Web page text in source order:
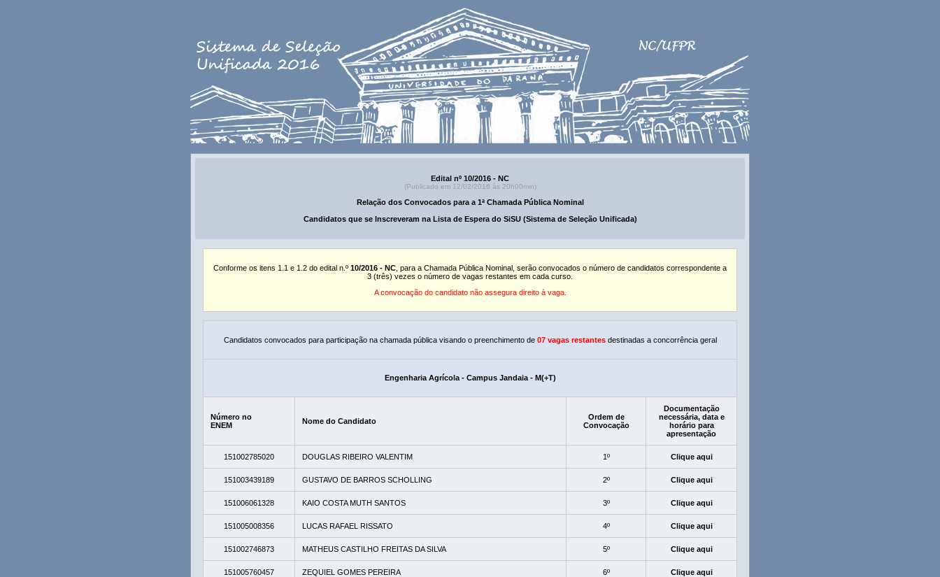
Edital nº 10/2016 - NC
(Publicado em 12/02/2016 às 20h00min)
Relação dos Convocados para a 1ª Chamada Pública Nominal
Candidatos que se Inscreveram na Lista de Espera do SiSU (Sistema de Seleção Unificada)
Conforme os itens 1.1 e 1.2 do edital n.º 10/2016 - NC , para a Chamada Pública Nominal, serão convocados o número de candidatos correspondente a
3 (três) vezes o número de vagas restantes em cada curso.
A convocação do candidato não assegura direito à vaga.
Candidatos convocados para participação na chamada pública visando o preenchimento de 07 vagas restantes destinadas a concorrência geral
Engenharia Agrícola - Campus Jandaia - M(+T)
Número no
ENEM
Nome do Candidato
Ordem de
Convocação
Documentação
necessária, data e
horário para
apresentação
151002785020 DOUGLAS RIBEIRO VALENTIM 1º Clique aqui
151003439189 GUSTAVO DE BARROS SCHOLLING 2º Clique aqui
151006061328 KAIO COSTA MUTH SANTOS 3º Clique aqui
151005008356 LUCAS RAFAEL RISSATO 4º Clique aqui
151002746873 MATHEUS CASTILHO FREITAS DA SILVA 5º Clique aqui
151005760457 ZEQUIEL GOMES PEREIRA 6º Clique aqui